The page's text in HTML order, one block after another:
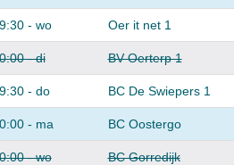
- wo Oer it net 1
- di BV Oerterp 1
- do BC De Swiepers 1
- ma BC Oostergo
- wo BC Gorredijk